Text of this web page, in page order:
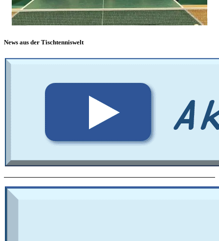
News aus der Tischtenniswelt